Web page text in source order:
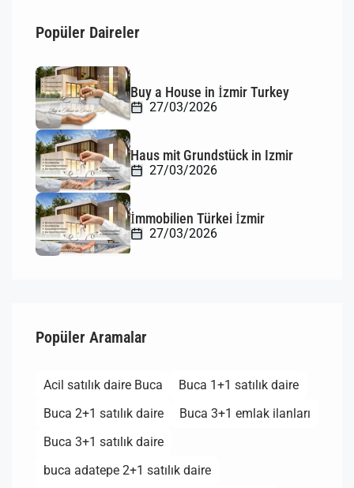
Popüler Daireler
Buy a House in İzmir Turkey
27/03/2026
Haus mit Grundstück in Izmir
27/03/2026
İmmobilien Türkei İzmir
27/03/2026
Popüler Aramalar
Acil satılık daire Buca
Buca 1+1 satılık daire
Buca 2+1 satılık daire
Buca 3+1 emlak ilanları
Buca 3+1 satılık daire
buca adatepe 2+1 satılık daire